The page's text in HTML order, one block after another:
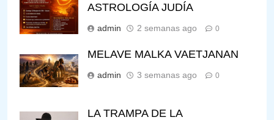
ASTROLOGÍA JUDÍA
admin 2 semanas ago 0
MELAVE MALKA VAETJANAN
admin 3 semanas ago 0
LA TRAMPA DE LA